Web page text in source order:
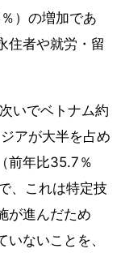
）の増加であ
住者や就労・留
いでベトナム約
アが大半を占め
前年比35.7％
、これは特定技
が進んだため
ないことを、